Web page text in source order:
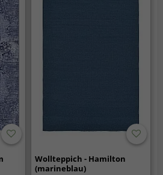
Wollteppich - Hamilton
(marineblau)